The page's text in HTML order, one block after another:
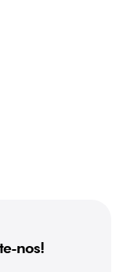
nos!